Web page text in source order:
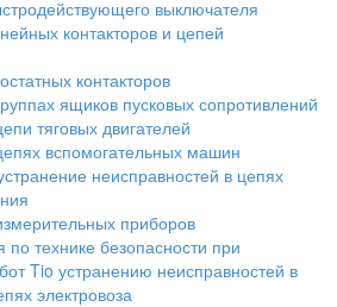
выключателя
контакторов и цепей
контакторов
ящиков пусковых сопротивлений
тяговых двигателей
вспомогательных машин
неисправностей в цепях
приборов
по технике безопасности при
Tio устранению неисправностей в
электровоза